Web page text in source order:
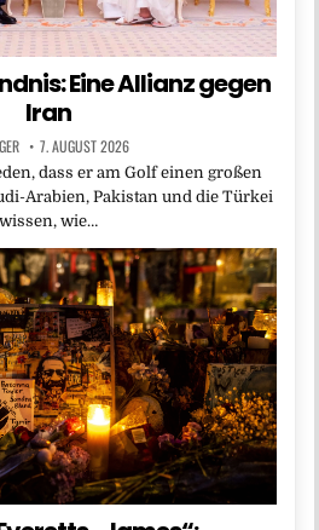
Eine Allianz gegen
Iran
7. AUGUST 2026
dass er am Golf einen großen
Arabien, Pakistan und die Türkei
wissen, wie…